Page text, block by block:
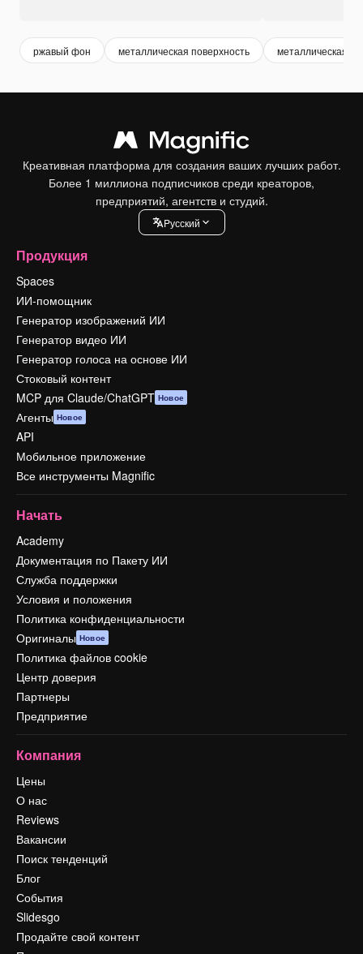
ржавый фон металлическая поверхность металлическая
Креативная платформа для создания ваших лучших работ.
Более 1 миллиона подписчиков среди креаторов,
предприятий, агентств и студий.
Pусский
Продукция
Spaces
ИИ-помощник
Генератор изображений ИИ
Генератор видео ИИ
Генератор голоса на основе ИИ
Стоковый контент
MCP для Claude/ChatGPT Новое
Агенты Новое
API
Мобильное приложение
Все инструменты Magnific
Начать
Academy
Документация по Пакету ИИ
Служба поддержки
Условия и положения
Политика конфиденциальности
Оригиналы Новое
Политика файлов cookie
Центр доверия
Партнеры
Предприятие
Компания
Цены
О нас
Reviews
Вакансии
Поиск тенденций
Блог
События
Slidesgo
Продайте свой контент